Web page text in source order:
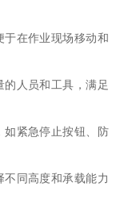
于在作业现场移动和
人员和工具，满足
如紧急停止按钮、防
同高度和承载能力